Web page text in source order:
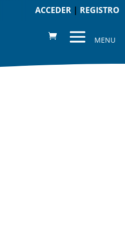
ACCEDER| REGISTRO